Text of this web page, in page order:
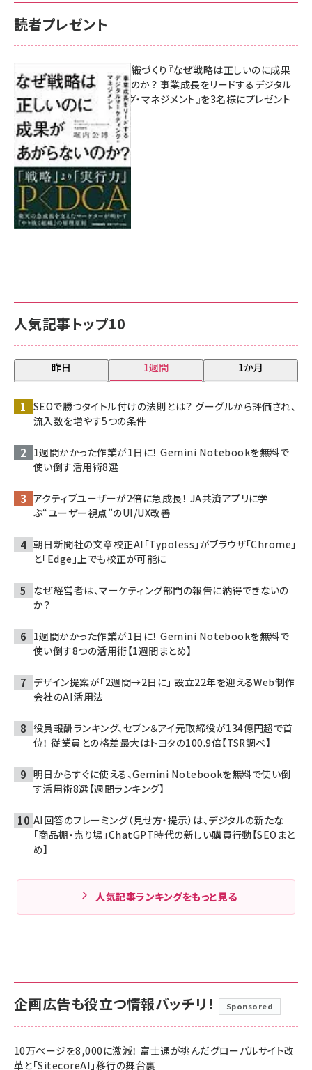
人気記事トップ10
昨日 1週間 1か月
SEOで勝つタイトル付けの法則とは？ グーグルから評価され、
流入数を増やす5つの条件
1週間かかった作業が1日に！ Gemini Notebookを無料で
使い倒す活用術8選
アクティブユーザーが2倍に急成長！ JA共済アプリに学
ぶ“ユーザー視点”のUI/UX改善
朝日新聞社の文章校正AI「Typoless」がブラウザ「Chrome」
と「Edge」上でも校正が可能に
なぜ経営者は、マーケティング部門の報告に納得できないの
か？
1週間かかった作業が1日に！ Gemini Notebookを無料で
使い倒す8つの活用術【1週間まとめ】
デザイン提案が「2週間→2日に」 設立22年を迎えるWeb制作
会社のAI活用法
役員報酬ランキング、セブン＆アイ元取締役が134億円超で首
位！ 従業員との格差最大はトヨタの100.9倍【TSR調べ】
明日からすぐに使える、Gemini Notebookを無料で使い倒
す活用術8選【週間ランキング】
AI回答のフレーミング（見せ方・提示）は、デジタルの新たな
「商品棚・売り場」――ChatGPT時代の新しい購買行動【SEOまと
め】
人気記事ランキングをもっと見る
読者プレゼント
成果を生む組織づくり『なぜ戦略は正しいのに成果
があがらないのか？ 事業成長をリードするデジタル
マーケティング・マネジメント』を3名様にプレゼント
8月7日 10:00
企画広告も役立つ情報バッチリ！ Sponsored
10万ページを8,000に激減！ 富士通が挑んだグローバルサイト改
革と「SitecoreAI」移行の舞台裏